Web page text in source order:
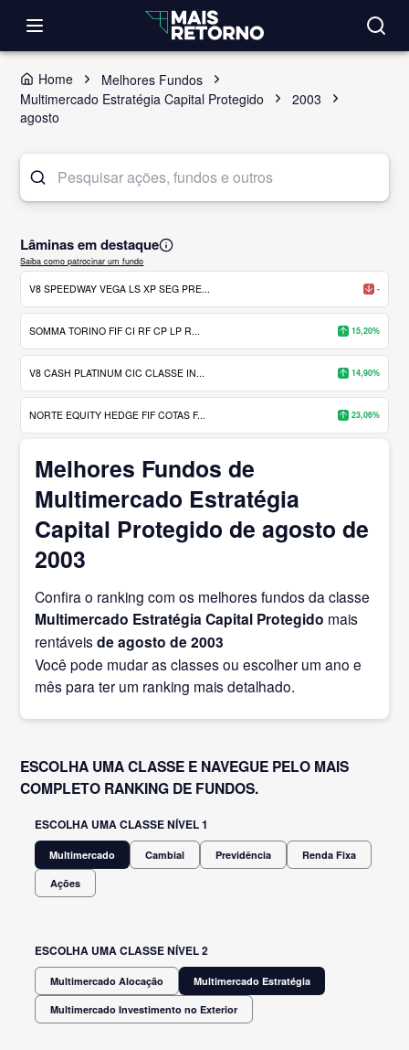
Home
Melhores Fundos
Multimercado Estratégia Capital Protegido
2003
agosto
Lâminas em destaque
Saiba como patrocinar um fundo
V8 SPEEDWAY VEGA LS XP SEG PRE... -
SOMMA TORINO FIF CI RF CP LP R... 15,20%
V8 CASH PLATINUM CIC CLASSE IN... 14,90%
NORTE EQUITY HEDGE FIF COTAS F... 23,06%
Melhores Fundos de
Multimercado Estratégia
Capital Protegido de agosto de
2003
Confira o ranking com os melhores fundos da classe
Multimercado Estratégia Capital Protegido mais
rentáveisde agosto de 2003
Você pode mudar as classes ou escolher um ano e
mês para ter um ranking mais detalhado.
ESCOLHA UMA CLASSE E NAVEGUE PELO MAIS
COMPLETO RANKING DE FUNDOS.
ESCOLHA UMA CLASSE NÍVEL 1
Multimercado Cambial Previdência Renda Fixa
Ações
ESCOLHA UMA CLASSE NÍVEL 2
Multimercado Alocação Multimercado Estratégia
Multimercado Investimento no Exterior